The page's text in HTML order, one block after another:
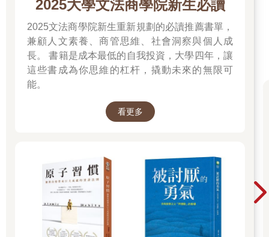
但這並不是說要把壞事當成一件好事來看待。因為自己無法認同
的東西，再怎麼努力也說不出好聽的話，勉強說了也會讓人感受
得出來，就像是面對不好笑的笑話所發出的笑聲一樣，甚至給人
有種假惺惺的感覺。而是我學會用比較輕鬆的心情去看待壞事的
發生。
有時候我會把好與壞想像成是一個圓圈。
裡的常態。而它們也常常是並存著的，很難去篩選出只要好的，
而不要壞的。
更因為，再怎麼去努力也無法阻止壞事不發生，世界本來就不是
圍繞著自己運作，包含了太多的未知，因此如何迎接壞事的發
生，或許才是自己能做到的部分。
2025大學文法商學院新生必讀
2025文法商學院新生重新規劃的必讀推薦書單，
兼顧人文素養、商管思維、社會洞察與個人成
長。 書籍是成本最低的自我投資，大學四年，讓
這些書成為你思維的杠杆，撬動未來的無限可
能。
看更多